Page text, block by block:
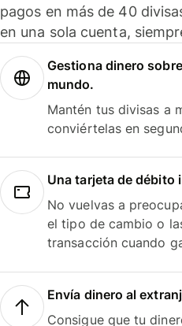
pagos en más de 40
en una sola cuenta,
Gestiona dinero
mundo.
Mantén tus divisas a
conviértelas en
Una tarjeta de débito
No vuelvas a
el tipo de cambio o
transacción cuando
Envía dinero al
Consigue que tu